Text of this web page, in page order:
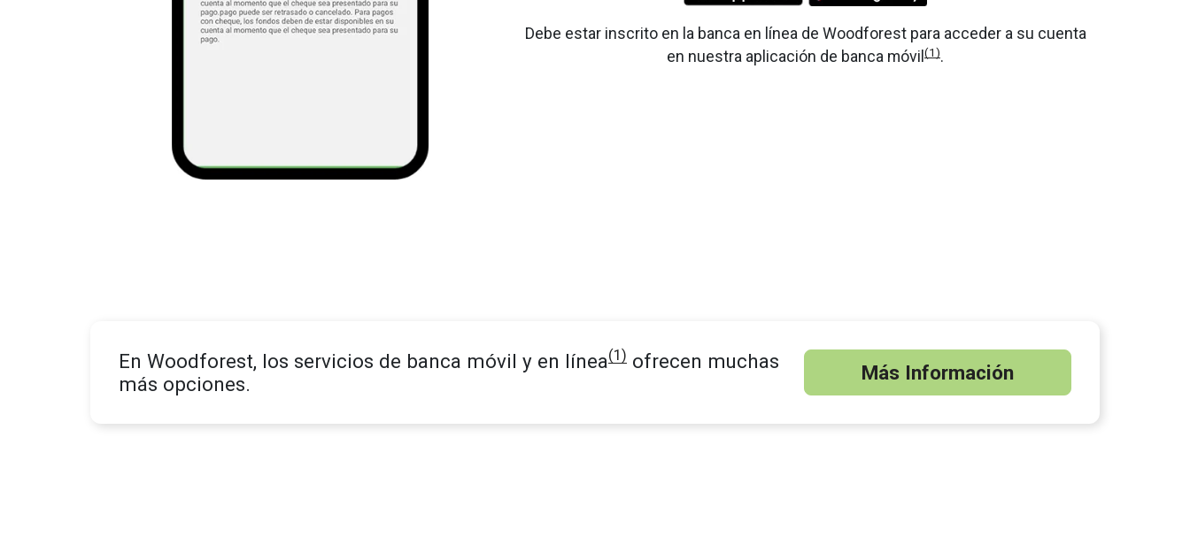
Debe estar inscrito en la banca en línea de Woodforest para acceder a su cuenta
en nuestra aplicación de banca móvil (1).
En Woodforest, los servicios de banca móvil y en línea(1) ofrecen muchas
más opciones.
Más Información